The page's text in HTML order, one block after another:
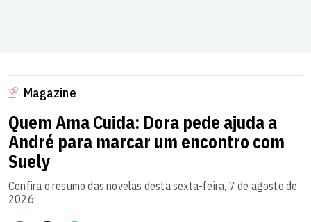
Magazine
Quem Ama Cuida: Dora pede ajuda a
André para marcar um encontro com
Suely
Confira o resumo das novelas desta sexta-feira, 7 de agosto de
2026